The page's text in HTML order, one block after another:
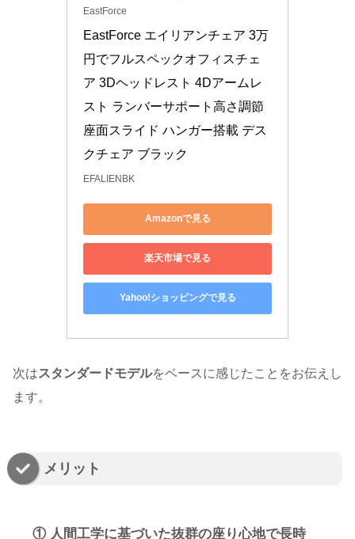
EastForce
EastForce エイリアンチェア 3万
円でフルスペックオフィスチェ
ア 3Dヘッドレスト 4Dアームレ
スト ランバーサポート高さ調節
座面スライド ハンガー搭載 デス
クチェア ブラック
EFALIENBK
Amazonで見る
楽天市場で見る
Yahoo!ショッピングで見る
次はスタンダードモデルをベースに感じたことをお伝えし
ます。
メリット
① 人間工学に基づいた抜群の座り心地で長時